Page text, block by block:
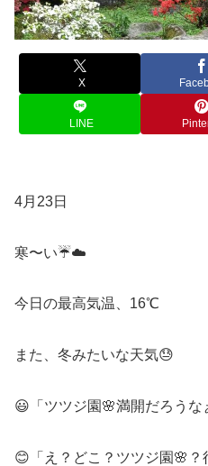
X
LINE
4月23日
寒〜い☔☁️
今日の最高気温、16℃
また、冬みたいな天気😓
😃「ツツジ園🌸満開だろうな
😊「え？どこ？ツツジ園🌸？